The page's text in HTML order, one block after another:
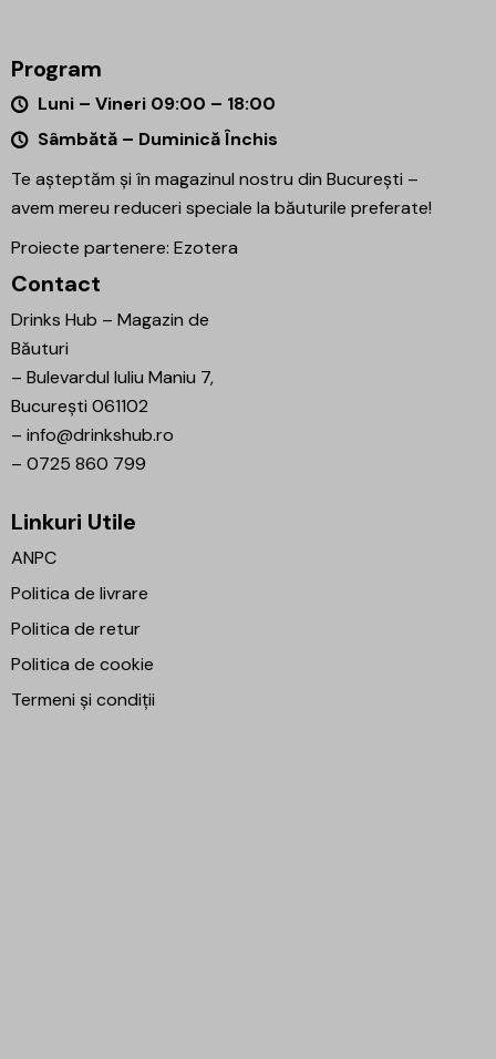
Program
Luni – Vineri 09:00 – 18:00
Sâmbătă – Duminică Închis
Te așteptăm și în magazinul nostru din București –
avem mereu reduceri speciale la băuturile preferate!
Proiecte partenere: Ezotera
Contact
Drinks Hub – Magazin de
Băuturi
– Bulevardul Iuliu Maniu 7,
București 061102
– info@drinkshub.ro
– 0725 860 799
Linkuri Utile
ANPC
Politica de livrare
Politica de retur
Politica de cookie
Termeni și condiții